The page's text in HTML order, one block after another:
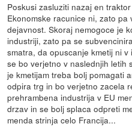
Poskusi zasluziti nazaj en
Ekonomske racunice ni, zato
dejavnost. Skoraj nemogoce je
industriji, zato pa se
smatra, da opuscanje kmetij ni
se bo verjetno v naslednjih letih
je kmetijam treba bolj pomagati
odpira trg in bo verjetno zacela
prehrambena industrija v EU
drzav in se bolj splaca odpreti
menda strinja celo Francija...